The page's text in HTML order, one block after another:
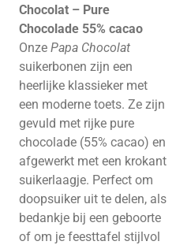
Chocolat – Pure
Chocolade 55% cacao
Onze Papa Chocolat
suikerbonen zijn een
heerlijke klassieker met
een moderne toets. Ze zijn
gevuld met rijke pure
chocolade (55% cacao) en
afgewerkt met een krokant
suikerlaagje. Perfect om
doopsuiker uit te delen, als
bedankje bij een geboorte
of om je feesttafel stijlvol